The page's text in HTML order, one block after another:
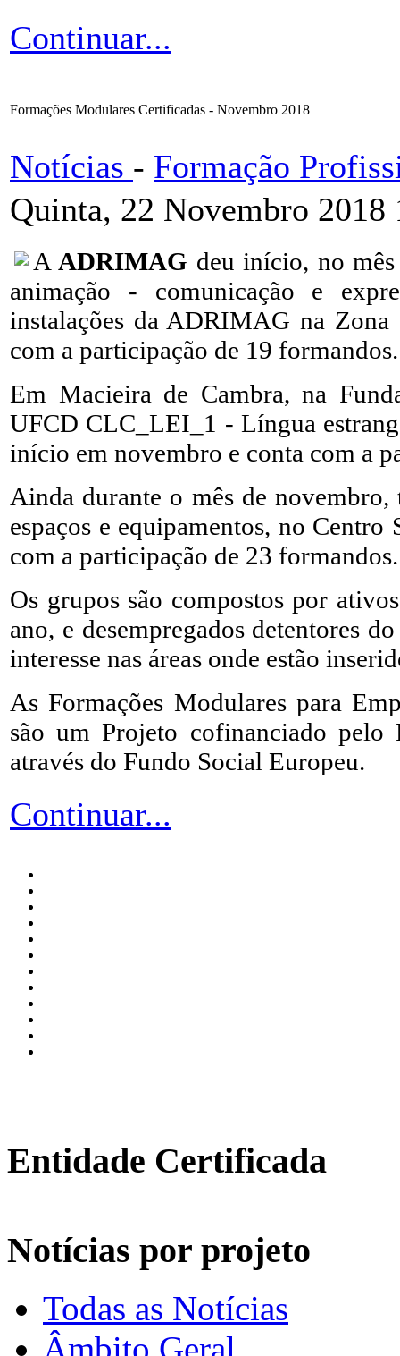
Continuar...
Formações Modulares Certificadas - Novembro 2018
Notícias - Formação
Quinta, 22 Novembro 2018
A ADRIMAG deu início, no
animação - comunicação e
instalações da ADRIMAG na
com a participação de 19 formandos.
Em Macieira de Cambra, na
UFCD CLC_LEI_1 - Língua
início em novembro e conta com a
Ainda durante o mês de
espaços e equipamentos, no
com a participação de 23 formandos.
Os grupos são compostos por
ano, e desempregados detentores
interesse nas áreas onde estão
As Formações Modulares para
são um Projeto cofinanciado
através do Fundo Social Europeu.
Continuar...
Entidade Certificada
Notícias por projeto
Todas as Notícias
Âmbito Geral